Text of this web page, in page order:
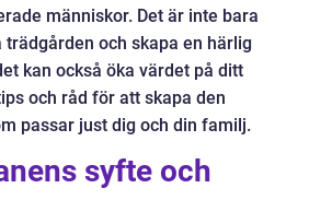
människor. Det är inte bara
och skapa en härlig
kan också öka värdet på ditt
och råd för att skapa den
passar just dig och din familj.
syfte och